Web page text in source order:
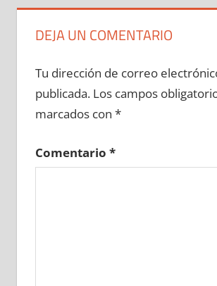
DEJA UN COMENTARIO
Tu dirección de correo
publicada. Los campos
marcados con *
Comentario *